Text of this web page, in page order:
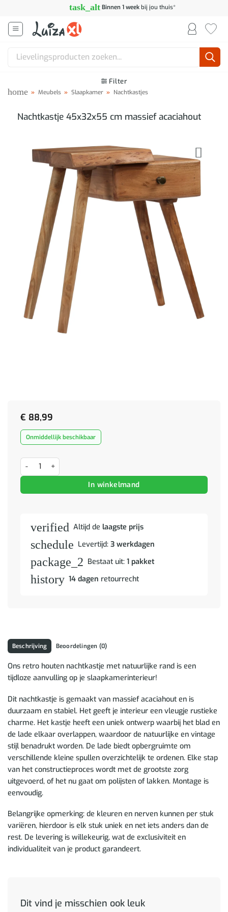
inhoud
task_alt Binnen 1 weekbij jou thuis*
Zoeken
Filter
home » Meubels » Slaapkamer » Nachtkastjes
Nachtkastje 45x32x55 cm massief acaciahout
€ 88,99
Onmiddellijk beschikbaar
Nachtkastje 45x32x55 cm massief acaciahout aantal
In winkelmand
verified Altijd de laagste prijs
schedule Levertijd: 3 werkdagen
package_2 Bestaat uit: 1 pakket
history 14 dagen retourrecht
Beschrijving Beoordelingen (0)
Ons retro houten nachtkastje met natuurlijke rand is een
tijdloze aanvulling op je slaapkamerinterieur!
Dit nachtkastje is gemaakt van massief acaciahout en is
duurzaam en stabiel. Het geeft je interieur een vleugje rustieke
charme. Het kastje heeft een uniek ontwerp waarbij het blad en
de lade elkaar overlappen, waardoor de natuurlijke en vintage
stijl benadrukt worden. De lade biedt opbergruimte om
verschillende kleine spullen overzichtelijk te ordenen. Elke stap
van het constructieproces wordt met de grootste zorg
uitgevoerd, of het nu gaat om polijsten of lakken. Montage is
eenvoudig.
Belangrijke opmerking: de kleuren en nerven kunnen per stuk
variëren, hierdoor is elk stuk uniek en net iets anders dan de
rest. De levering is willekeurig, wat de exclusiviteit en
individualiteit van je product garandeert.
Dit vind je misschien ook leuk